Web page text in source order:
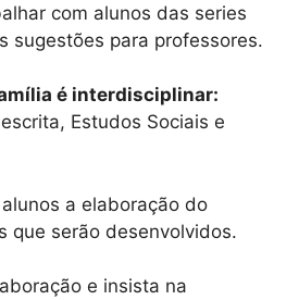
com alunos das series
sugestões para professores.
é interdisciplinar:
Estudos Sociais e
a elaboração do
que serão desenvolvidos.
e insista na